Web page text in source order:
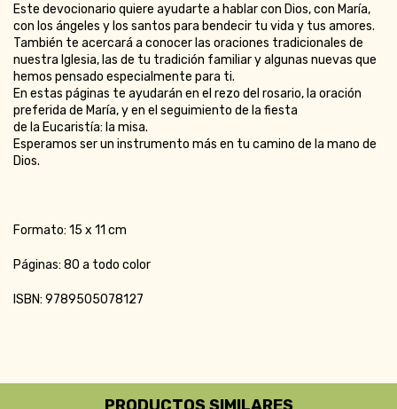
Este devocionario quiere ayudarte a hablar con Dios, con María,
con los ángeles y los santos para bendecir tu vida y tus amores.
También te acercará a conocer las oraciones tradicionales de
nuestra Iglesia, las de tu tradición familiar y algunas nuevas que
hemos pensado especialmente para ti.
En estas páginas te ayudarán en el rezo del rosario, la oración
preferida de María, y en el seguimiento de la fiesta
de la Eucaristía: la misa.
Esperamos ser un instrumento más en tu camino de la mano de
Dios.
Formato: 15 x 11 cm
Páginas: 80 a todo color
ISBN: 9789505078127